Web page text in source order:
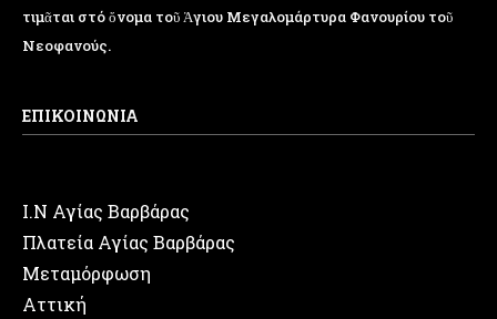
τιμᾶται στό ὄνομα τοῦ Ἁγιου Μεγαλομάρτυρα Φανουρίου τοῦ
Νεοφανούς.
ΕΠΙΚΟΙΝΩΝΙΑ
Ι.Ν Αγίας Βαρβάρας
Πλατεία Αγίας Βαρβάρας
Μεταμόρφωση
Αττική